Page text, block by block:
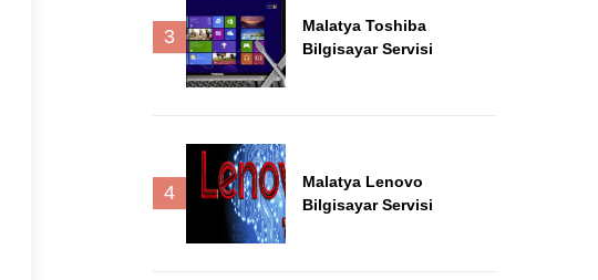
3
Malatya Toshiba
Bilgisayar Servisi
4
Malatya Lenovo
Bilgisayar Servisi